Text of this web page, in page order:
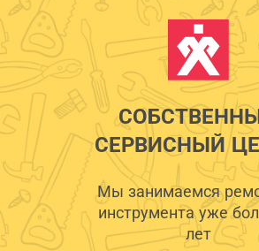
СЕРВИСНЫЙ
Мы занимаемся
инструмента уже
лет